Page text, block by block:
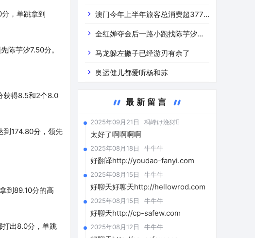
，单跳拿到
陈芋汐7.50分。
获得8.5和2个8.0
到174.80分，领先
到89.10分的高
出8.0分，单跳
者，“我不想讨论”
澳门今年上半年旅客总消费超377
亿澳门元 同比增长16.4%
全红婵夺金后一路小跑找陈芋汐拥
抱热马龙躲左撇子已经游刃有余了
奥运健儿都爱听杨和苏
最新留言
2025年09月21日 杩峰け浼犲
太好了啊啊啊啊
2025年08月18日 牛牛牛
好翻译http://youdao-fanyi.com
2025年08月15日 牛牛牛
好聊天好聊天http://hellowrod.com
2025年08月15日 牛牛牛
好聊天http://cp-safew.com
2025年08月12日 牛牛牛